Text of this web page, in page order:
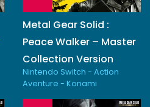
Metal Gear Solid :
Peace Walker – Master
Collection Version
Nintendo Switch - Action
Aventure - Konami